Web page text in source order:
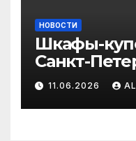
НОВОСТИ
Шкафы-
Санкт-
доступным
11.06.2026